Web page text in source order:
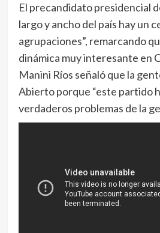
El precandidato presidencial
largo y ancho del país hay un
agrupaciones”, remarcando
dinámica muy interesante en
Manini Ríos señaló que la
Abierto porque “este partido
verdaderos problemas de la